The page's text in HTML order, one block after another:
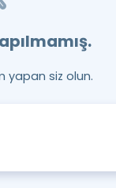
yapan siz olun.